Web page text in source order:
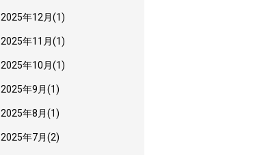
2025年12月(1)
2025年11月(1)
2025年10月(1)
2025年9月(1)
2025年8月(1)
2025年7月(2)